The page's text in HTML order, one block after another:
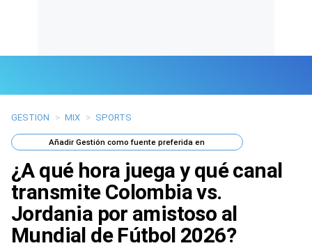
Últimas Noticias
Mi Bolsillo
Respuestas
Gente
GESTION > MIX > SPORTS
AñadirGestión como fuente preferida en
¿A qué hora juega y qué canal
transmite Colombia vs.
Jordania por amistoso al
Mundial de Fútbol 2026?